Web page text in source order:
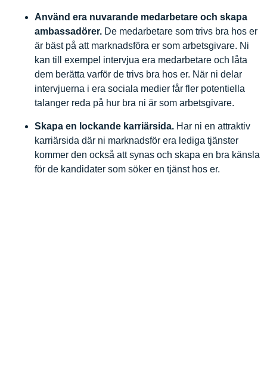
Använd era nuvarande medarbetare och skapa
ambassadörer. De medarbetare som trivs bra hos er
är bäst på att marknadsföra er som arbetsgivare. Ni
kan till exempel intervjua era medarbetare och låta
dem berätta varför de trivs bra hos er. När ni delar
intervjuerna i era sociala medier får fler potentiella
talanger reda på hur bra ni är som arbetsgivare.
Skapa en lockande karriärsida. Har ni en attraktiv
karriärsida där ni marknadsför era lediga tjänster
kommer den också att synas och skapa en bra känsla
för de kandidater som söker en tjänst hos er.